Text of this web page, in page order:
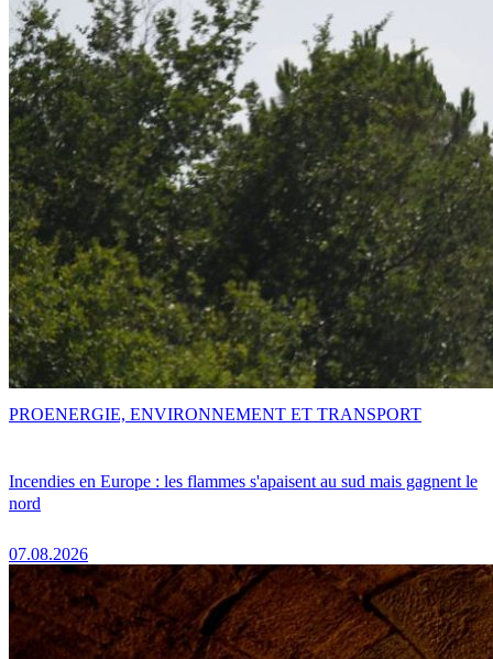
Incendies en Europe : les flammes s'apaisent au sud mais gagnent le
nord
07.08.2026
PROENERGIE, ENVIRONNEMENT ET TRANSPORT